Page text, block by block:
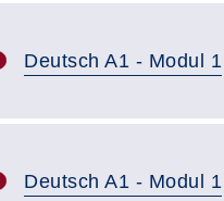
Deutsch A1 - Modul 1
Deutsch A1 - Modul 1